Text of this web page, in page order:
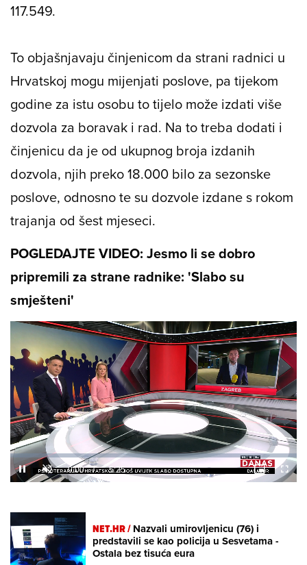
117.549.
To objašnjavaju činjenicom da strani radnici u
Hrvatskoj mogu mijenjati poslove, pa tijekom
godine za istu osobu to tijelo može izdati više
dozvola za boravak i rad. Na to treba dodati i
činjenicu da je od ukupnog broja izdanih
dozvola, njih preko 18.000 bilo za sezonske
poslove, odnosno te su dozvole izdane s rokom
trajanja od šest mjeseci.
POGLEDAJTE VIDEO: Jesmo li se dobro
pripremili za strane radnike: 'Slabo su
smješteni'
Unmute /
Loaded:
4.49%
NET.HR /Nazvali umirovljenicu (76) i
predstavili se kao policija u Sesvetama -
Ostala bez tisuća eura